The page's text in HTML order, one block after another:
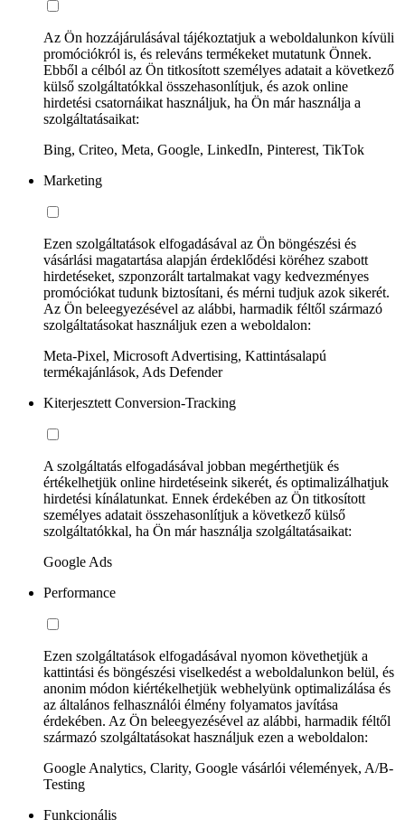
Az Ön hozzájárulásával tájékoztatjuk a weboldalunkon kívüli
promóciókról is, és releváns termékeket mutatunk Önnek.
Ebből a célból az Ön titkosított személyes adatait a következő
külső szolgáltatókkal összehasonlítjuk, és azok online
hirdetési csatornáikat használjuk, ha Ön már használja a
szolgáltatásaikat:
Bing, Criteo, Meta, Google, LinkedIn, Pinterest, TikTok
Marketing
Ezen szolgáltatások elfogadásával az Ön böngészési és
vásárlási magatartása alapján érdeklődési köréhez szabott
hirdetéseket, szponzorált tartalmakat vagy kedvezményes
promóciókat tudunk biztosítani, és mérni tudjuk azok sikerét.
Az Ön beleegyezésével az alábbi, harmadik féltől származó
szolgáltatásokat használjuk ezen a weboldalon:
Meta-Pixel, Microsoft Advertising, Kattintásalapú
termékajánlások, Ads Defender
Kiterjesztett Conversion-Tracking
A szolgáltatás elfogadásával jobban megérthetjük és
értékelhetjük online hirdetéseink sikerét, és optimalizálhatjuk
hirdetési kínálatunkat. Ennek érdekében az Ön titkosított
személyes adatait összehasonlítjuk a következő külső
szolgáltatókkal, ha Ön már használja szolgáltatásaikat:
Google Ads
Performance
Ezen szolgáltatások elfogadásával nyomon követhetjük a
kattintási és böngészési viselkedést a weboldalunkon belül, és
anonim módon kiértékelhetjük webhelyünk optimalizálása és
az általános felhasználói élmény folyamatos javítása
érdekében. Az Ön beleegyezésével az alábbi, harmadik féltől
származó szolgáltatásokat használjuk ezen a weboldalon:
Google Analytics, Clarity, Google vásárlói vélemények, A/B-
Testing
Funkcionális